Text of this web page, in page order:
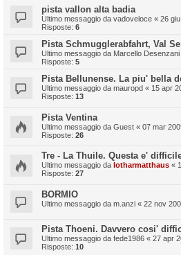
pista vallon alta badia
Ultimo messaggio da vadoveloce « 26
Risposte: 6
Pista Schmugglerabfahrt, Val
Ultimo messaggio da Marcello Desenzani
Risposte: 5
Pista Bellunense. La piu' bella
Ultimo messaggio da mauropd « 15 apr
Risposte: 13
Pista Ventina
Ultimo messaggio da Guest « 07 mar
Risposte: 26
Tre - La Thuile. Questa e'
Ultimo messaggio da lotharmatthaus «
Risposte: 27
BORMIO
Ultimo messaggio da m.anzi « 22 nov
Pista Thoeni. Davvero cosi'
Ultimo messaggio da fede1986 « 27 apr
Risposte: 10